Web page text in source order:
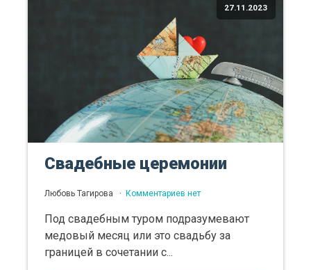
27.11.2023
Свадебные церемонии
Любовь Тагирова Комментариев нет
Под свадебным туром подразумевают
медовый месяц или это свадьбу за
границей в сочетании с...